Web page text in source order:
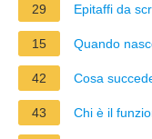
29 Epitaffi da
15 Quando
42 Cosa
43 Chi è il